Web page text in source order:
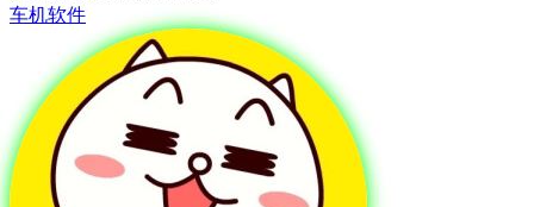
车机软件